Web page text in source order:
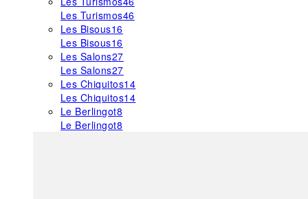
Les Turismos46
Les Bisous16
Les Bisous16
Les Salons27
Les Salons27
Les Chiquitos14
Les Chiquitos14
Le Berlingot8
Le Berlingot8